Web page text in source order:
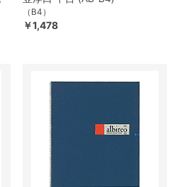
（B4）
￥1,478